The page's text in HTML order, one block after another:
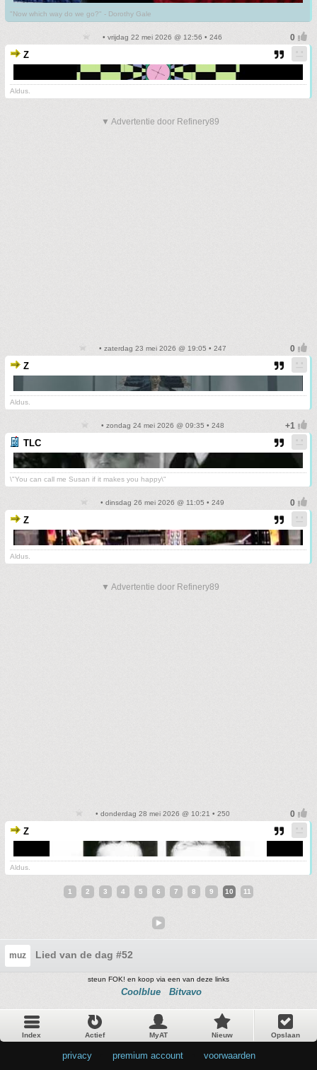
"Now which way do we go?" - Dorothy Gale
• vrijdag 22 mei 2026 @ 12:56 • 246
Z
Aldus.
▼ Advertentie door Refinery89
• zaterdag 23 mei 2026 @ 19:05 • 247
Z
Aldus.
• zondag 24 mei 2026 @ 09:35 • 248
TLC
\"You can call me Susan if it makes you happy\"
• dinsdag 26 mei 2026 @ 11:05 • 249
Z
Aldus.
▼ Advertentie door Refinery89
• donderdag 28 mei 2026 @ 10:21 • 250
Z
Aldus.
1 2 3 4 5 6 7 8 9 10 11
muz Lied van de dag #52
steun FOK! en koop via een van deze links
Coolblue Bitvavo
Index Actief MyAT Nieuw Opslaan
privacy premium account voorwaarden